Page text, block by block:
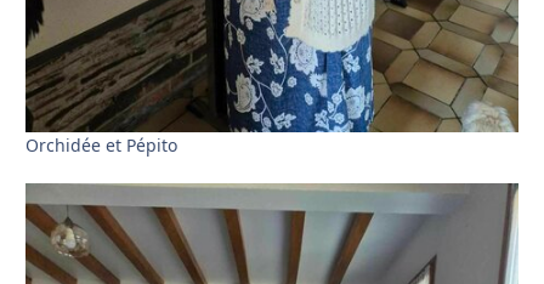
Orchidée et Pépito